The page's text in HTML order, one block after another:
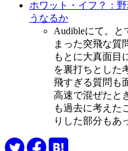
ホワット・イフ？：
うなるか
Audibleにて。と
まった突飛な質
もとに大真面目
を裏打ちとした
飛すぎる質問も
高速で混ぜたと
も過去に考えた
りした部分もあ